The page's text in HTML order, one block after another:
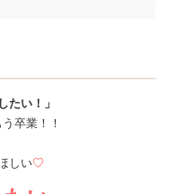
たい！」
卒業！！
しい♡